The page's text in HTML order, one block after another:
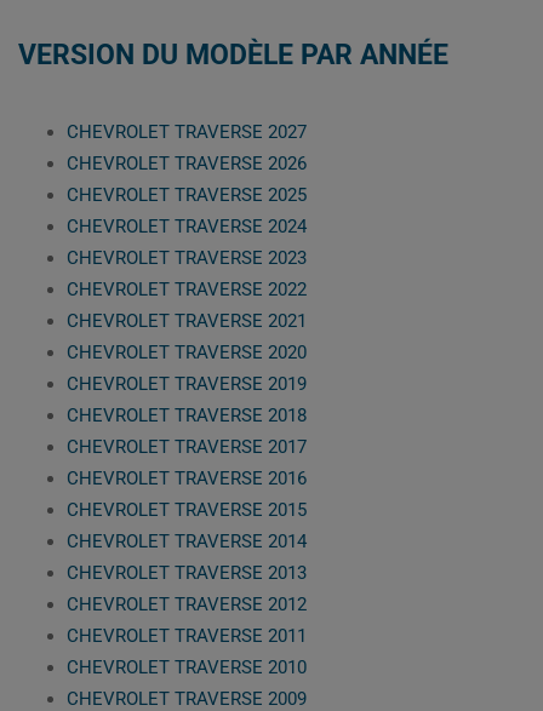
VERSION DU MODÈLE PAR ANNÉE
CHEVROLET TRAVERSE 2027
CHEVROLET TRAVERSE 2026
CHEVROLET TRAVERSE 2025
CHEVROLET TRAVERSE 2024
CHEVROLET TRAVERSE 2023
CHEVROLET TRAVERSE 2022
CHEVROLET TRAVERSE 2021
CHEVROLET TRAVERSE 2020
CHEVROLET TRAVERSE 2019
CHEVROLET TRAVERSE 2018
CHEVROLET TRAVERSE 2017
CHEVROLET TRAVERSE 2016
CHEVROLET TRAVERSE 2015
CHEVROLET TRAVERSE 2014
CHEVROLET TRAVERSE 2013
CHEVROLET TRAVERSE 2012
CHEVROLET TRAVERSE 2011
CHEVROLET TRAVERSE 2010
CHEVROLET TRAVERSE 2009